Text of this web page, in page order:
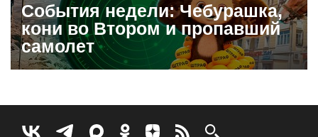
События недели: Чебурашка,
кони во Втором и пропавший
самолет